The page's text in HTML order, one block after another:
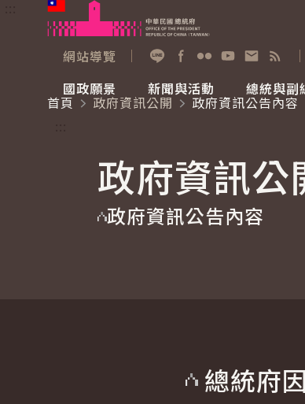
跳到主要內容
網站導覽
國政願景
國家氣候變遷對策委員會
重要談話
新聞與活動
總統府新聞
影音頻道
總統與副
賴清德總統
參觀資訊
首頁
政府資訊公開
政府資訊公告內容
政府資訊公
政府資訊公告內容
總統府